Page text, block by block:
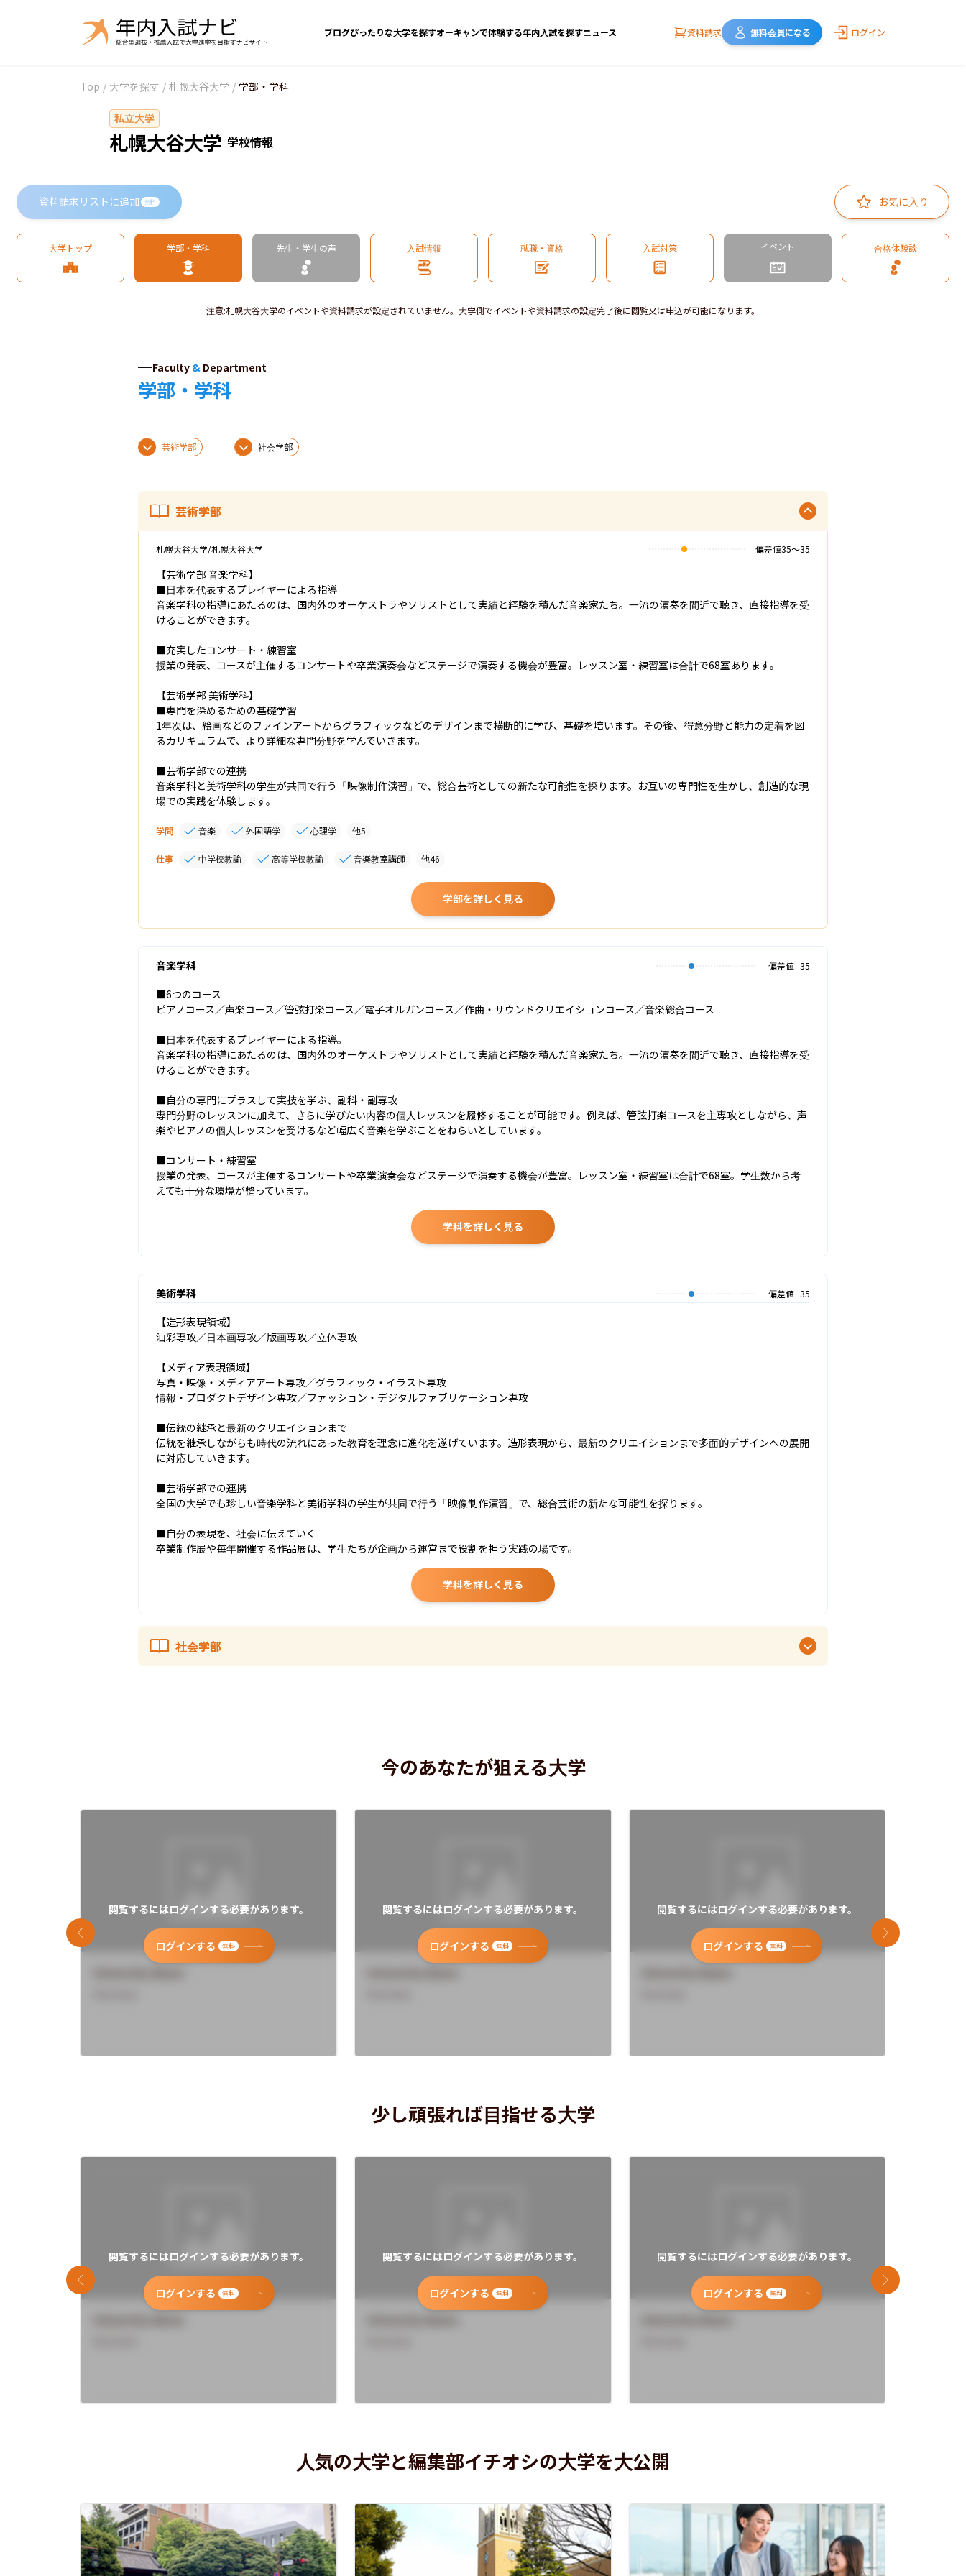
ブログぴったりな大学を探すオーキャンで体験する年内入試を探すニュース 資料請求 無料会員になる ログイン
Top / 大学を探す / 札幌大谷大学 / 学部・学科
私立大学
札幌大谷大学 学校情報
資料請求リストに追加 無料 お気に入り
大学トップ 学部・学科 先生・学生の声 入試情報 就職・資格 入試対策 イベント 合格体験談
注意:札幌大谷大学のイベントや資料請求が設定されていません。大学側でイベントや資料請求の設定完了後に閲覧又は申込が可能になります。
Faculty & Department
学部・学科
芸術学部 社会学部
芸術学部
札幌大谷大学/札幌大谷大学 偏差値35〜35
【芸術学部 音楽学科】
■日本を代表するプレイヤーによる指導
音楽学科の指導にあたるのは、国内外のオーケストラやソリストとして実績と経験を積んだ音楽家たち。一流の演奏を間近で聴き、直接指導を受
けることができます。
■充実したコンサート・練習室
授業の発表、コースが主催するコンサートや卒業演奏会などステージで演奏する機会が豊富。レッスン室・練習室は合計で68室あります。
【芸術学部 美術学科】
■専門を深めるための基礎学習
1年次は、絵画などのファインアートからグラフィックなどのデザインまで横断的に学び、基礎を培います。その後、得意分野と能力の定着を図
るカリキュラムで、より詳細な専門分野を学んでいきます。
■芸術学部での連携
音楽学科と美術学科の学生が共同で行う「映像制作演習」で、総合芸術としての新たな可能性を探ります。お互いの専門性を生かし、創造的な現
場での実践を体験します。
学問 音楽 外国語学 心理学 他5
仕事 中学校教諭 高等学校教諭 音楽教室講師 他46
学部を詳しく見る
音楽学科 偏差値 35
■6つのコース
ピアノコース／声楽コース／管弦打楽コース／電子オルガンコース／作曲・サウンドクリエイションコース／音楽総合コース
■日本を代表するプレイヤーによる指導。
音楽学科の指導にあたるのは、国内外のオーケストラやソリストとして実績と経験を積んだ音楽家たち。一流の演奏を間近で聴き、直接指導を受
けることができます。
■自分の専門にプラスして実技を学ぶ、副科・副専攻
専門分野のレッスンに加えて、さらに学びたい内容の個人レッスンを履修することが可能です。例えば、管弦打楽コースを主専攻としながら、声
楽やピアノの個人レッスンを受けるなど幅広く音楽を学ぶことをねらいとしています。
■コンサート・練習室
授業の発表、コースが主催するコンサートや卒業演奏会などステージで演奏する機会が豊富。レッスン室・練習室は合計で68室。学生数から考
えても十分な環境が整っています。
学科を詳しく見る
美術学科 偏差値 35
【造形表現領域】
油彩専攻／日本画専攻／版画専攻／立体専攻
【メディア表現領域】
写真・映像・メディアアート専攻／グラフィック・イラスト専攻
情報・プロダクトデザイン専攻／ファッション・デジタルファブリケーション専攻
■伝統の継承と最新のクリエイションまで
伝統を継承しながらも時代の流れにあった教育を理念に進化を遂げています。造形表現から、最新のクリエイションまで多面的デザインへの展開
に対応していきます。
■芸術学部での連携
全国の大学でも珍しい音楽学科と美術学科の学生が共同で行う「映像制作演習」で、総合芸術の新たな可能性を探ります。
■自分の表現を、社会に伝えていく
卒業制作展や毎年開催する作品展は、学生たちが企画から運営まで役割を担う実践の場です。
学科を詳しく見る
社会学部
今のあなたが狙える大学
閲覧するにはログインする必要があります。
ログインする 無料
閲覧するにはログインする必要があります。
ログインする 無料
閲覧するにはログインする必要があります。
ログインする 無料
前のスライド 次のスライド
少し頑張れば目指せる大学
閲覧するにはログインする必要があります。
ログインする 無料
閲覧するにはログインする必要があります。
ログインする 無料
閲覧するにはログインする必要があります。
ログインする 無料
前のスライド 次のスライド
人気の大学と編集部イチオシの大学を大公開